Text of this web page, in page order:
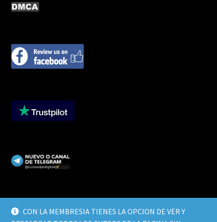
CON LA MEMBRESIA TIENES LA OPCION DE VER Y